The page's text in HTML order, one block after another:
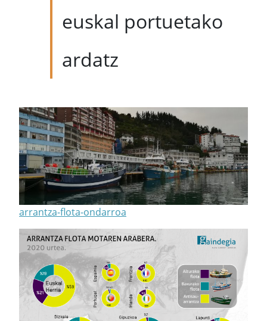
euskal portuetako
ardatz
arrantza-flota-ondarroa